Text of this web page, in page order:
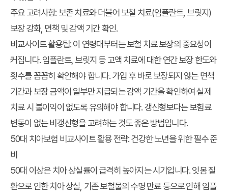
주요 고려사항: 보존 치료와 더불어 보철 치료(임플란트, 브릿지)
보장 강화, 면책 및 감액 기간 확인.
비교사이트 활용팁: 이 연령대부터는 보철 치료 보장의 중요성이
커집니다. 임플란트, 브릿지 등 고액 치료에 대한 연간 보장 한도와
횟수를 꼼꼼히 확인해야 합니다. 가입 후 바로 보장되지 않는 면책
기간과 보장 금액이 일부만 지급되는 감액 기간을 확인하여 실제
치료 시 불이익이 없도록 유의해야 합니다. 갱신형보다는 보험료
변동이 없는 비갱신형을 고려하는 것도 좋은 방법입니다.
50대 치아보험 비교사이트 활용 전략: 건강한 노년을 위한 필수 준
비
50대 이상은 치아 상실률이 급격히 높아지는 시기입니다. 잇몸 질
환으로 인한 치아 상실, 기존 보철물의 수명 만료 등으로 인해 임플